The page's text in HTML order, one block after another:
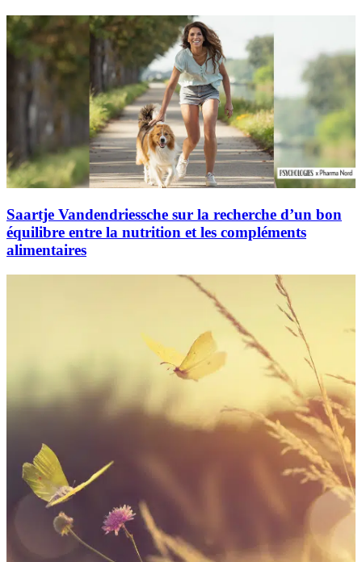
Saartje Vandendriessche sur la recherche d’un bon
équilibre entre la nutrition et les compléments
alimentaires